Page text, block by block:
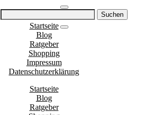
Startseite
Blog
Ratgeber
Shopping
Impressum
Datenschutzerklärung
Startseite
Blog
Ratgeber
Suchen
nach: